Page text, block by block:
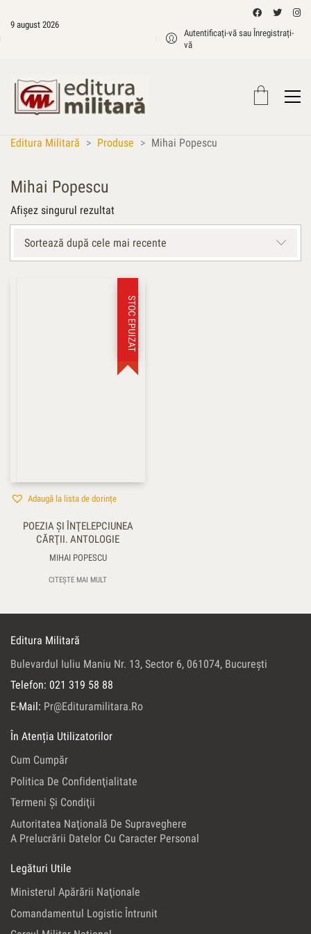
9 august 2026
Autentificați-vă sau Înregistrați-
vă
Editura Militară > Produse > Mihai Popescu
Mihai Popescu
Afișez singurul rezultat
Sortează după cele mai recente
STOC EPUIZAT
Adaugă la lista de dorințe
POEZIA ŞI ÎNŢELEPCIUNEA
CĂRŢII. ANTOLOGIE
MIHAI POPESCU
CITEȘTE MAI MULT
Editura Militară
Bulevardul Iuliu Maniu Nr. 13, Sector 6, 061074, Bucureşti
Telefon: 021 319 58 88
E-Mail: Pr@edituramilitara.ro
În Atenția Utilizatorilor
Cum Cumpăr
Politica De Confidenţialitate
Termeni Şi Condiţii
Autoritatea Naţională De Supraveghere
A Prelucrării Datelor Cu Caracter Personal
Legături Utile
Ministerul Apărării Naţionale
Comandamentul Logistic Întrunit